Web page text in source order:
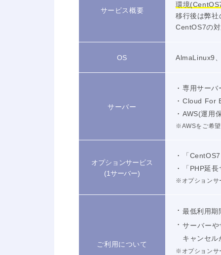
サービス概要
環境
移行後は弊社
CentOS7の
OS AlmaLinux9
サーバー
専用サー
Cloud For
AWS(運用
※AWSをご希
オプションサービス
(1サーバー)
「
「PHP延
※オプションサ
ご利用について
最低利用期
サーバー
キャンセル
※オプションサ